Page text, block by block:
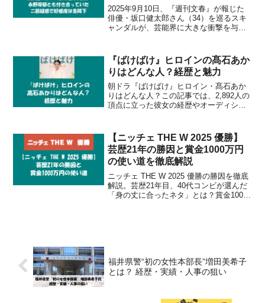
2025年9月10日、『週刊文春』が報じた
俳優・坂口健太郎さん（34）を巡るスキ
ャンダルが、芸能界に大きな衝撃を与え
に浮上した「二股疑惑」。当初、4年以上
同棲する一...
『ばけばけ』ヒロインの髙石あか
りはどんな人？経歴と魅力
朝ドラ『ばけばけ』ヒロイン・髙石あか
りはどんな人？この記事では、2,892人の
頂点に立った彼女の経歴やオーディショ
【ニッチェ THE W 2025 優勝】
芸歴21年の勝因と賞金1000万円
の使い道を徹底解説
ニッチェ THE W 2025 優勝の勝因を徹底
解説。芸歴21年目、40代コンビが選んだ
「身の丈に合ったネタ」とは？賞金1000
福井県警“初の女性本部長”増田美希子
とは？ 経歴・実績・人事の狙い